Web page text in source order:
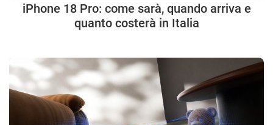
iPhone 18 Pro: come sarà, quando arriva e
quanto costerà in Italia